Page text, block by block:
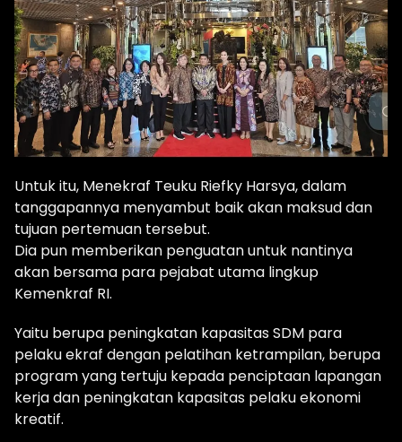
Untuk itu, Menekraf Teuku Riefky Harsya, dalam
tanggapannya menyambut baik akan maksud dan
tujuan pertemuan tersebut.
Dia pun memberikan penguatan untuk nantinya
akan bersama para pejabat utama lingkup
Kemenkraf RI.
Yaitu berupa peningkatan kapasitas SDM para
pelaku ekraf dengan pelatihan ketrampilan, berupa
program yang tertuju kepada penciptaan lapangan
kerja dan peningkatan kapasitas pelaku ekonomi
kreatif.